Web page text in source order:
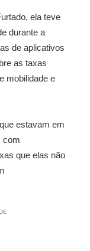
ela teve
durante a
de aplicativos
as taxas
mobilidade e
estavam em
com
que elas não